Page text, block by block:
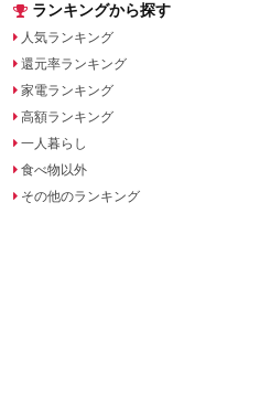
ランキングから探す
人気ランキング
還元率ランキング
家電ランキング
高額ランキング
一人暮らし
食べ物以外
その他のランキング